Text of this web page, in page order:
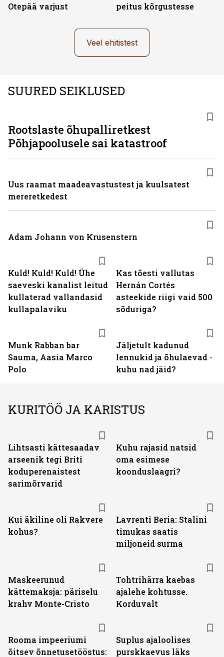
Otepää varjust
peitus kõrgustesse
Veel ehitistest
SUURED SEIKLUSED
Kuld! Kuld! Kuld! Ühe
saeveski kanalist leitud
kullaterad vallandasid
kullapalaviku
Kas tõesti vallutas
Hernán Cortés
asteekide riigi vaid 500
sõduriga?
Munk Rabban bar
Sauma, Aasia Marco
Polo
Jäljetult kadunud
lennukid ja õhulaevad -
kuhu nad jäid?
Rootslaste õhupalliretkest
Põhjapoolusele sai katastroof
Uus raamat maadeavastustest ja kuulsatest
mereretkedest
Adam Johann von Krusenstern
KURITÖÖ JA KARISTUS
Lihtsasti kättesaadav
arseenik tegi Briti
koduperenaistest
sarimõrvarid
Kuhu rajasid natsid
oma esimese
koonduslaagri?
Kui äkiline oli Rakvere
kohus?
Lavrenti Beria: Stalini
timukas saatis
miljoneid surma
Maskeerunud
kättemaksja: päriselu
krahv Monte-Cristo
Tohtrihärra kaebas
ajalehe kohtusse.
Korduvalt
Rooma impeeriumi
õitsev õnnetusetööstus:
Suplus ajaloolises
purskkaevus läks